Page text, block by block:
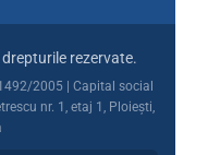
drepturile rezervate.
2005 | Capital social
nr. 1, etaj 1, Ploiești,